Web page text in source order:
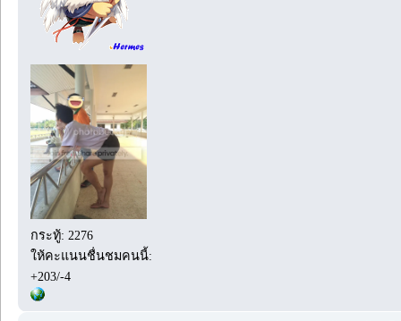
กระทู้: 2276
ให้คะแนนชื่นชมคนนี้:
+203/-4